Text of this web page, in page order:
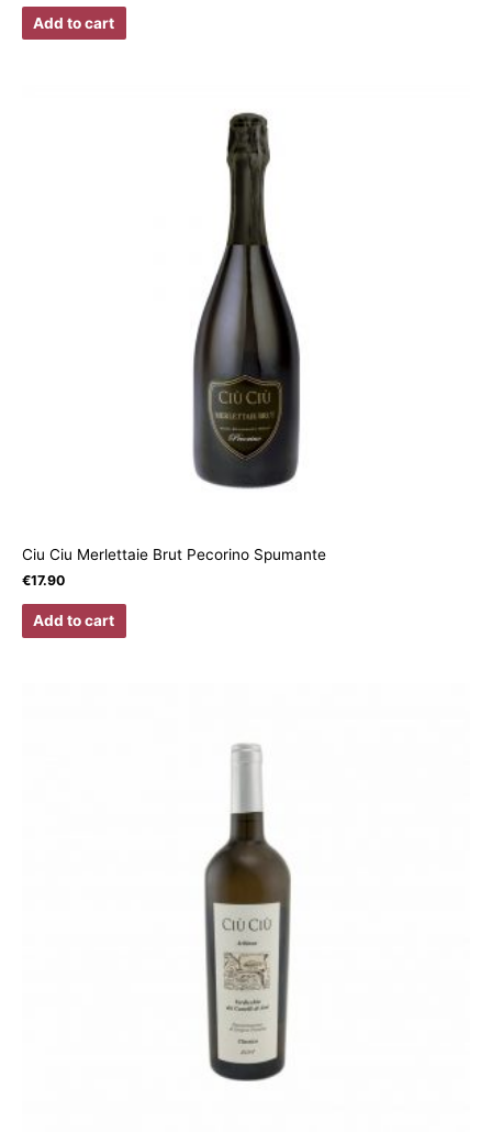
Add to cart
Ciu Ciu Merlettaie Brut Pecorino Spumante
€17.90
Add to cart